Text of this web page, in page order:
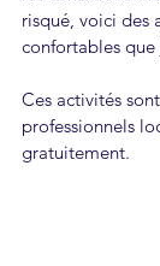
risqué, voici des
confortables
Ces activités
professionnels
gratuitement.